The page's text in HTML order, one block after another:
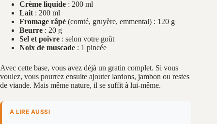
Crème liquide : 200 ml
Lait : 200 ml
Fromage râpé (comté, gruyère, emmental) : 120 g
Beurre : 20 g
Sel et poivre : selon votre goût
Noix de muscade : 1 pincée
Avec cette base, vous avez déjà un gratin complet. Si vous
voulez, vous pourrez ensuite ajouter lardons, jambon ou restes
de viande. Mais même nature, il se suffit à lui‑même.
A LIRE AUSSI